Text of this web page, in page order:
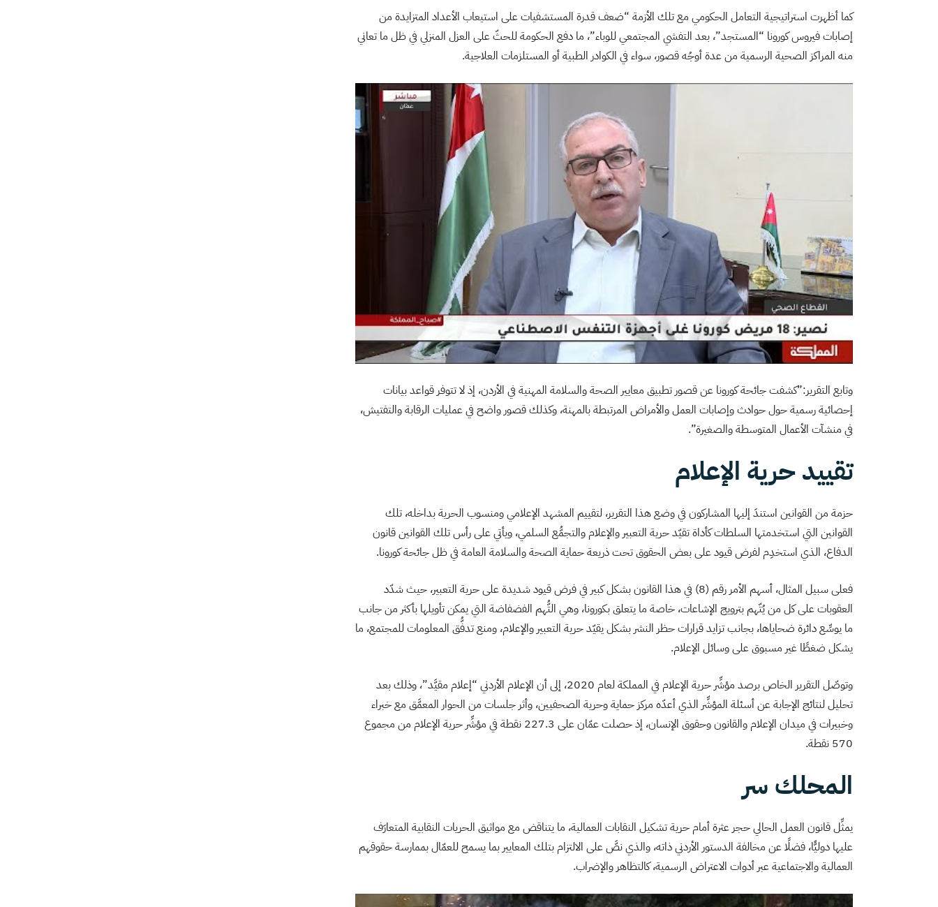
كما أظهرت استراتيجية التعامل الحكومي مع تلك الأزمة “ضعف قدرة المستشفيات على استيعاب الأعداد المتزايدة من
إصابات فيروس كورونا “المستجد”، بعد التفشي المجتمعي للوباء”، ما دفع الحكومة للحثّ على العزل المنزلي في ظل ما تعاني
منه المراكز الصحية الرسمية من عدة أوجُه قصور، سواء في الكوادر الطبية أو المستلزمات العلاجية.
وتابع التقرير:”كشفت جائحة كورونا عن قصور تطبيق معايير الصحة والسلامة المهنية في الأردن، إذ لا تتوفر قواعد بيانات
إحصائية رسمية حول حوادث وإصابات العمل والأمراض المرتبطة بالمهنة، وكذلك قصور واضح في عمليات الرقابة والتفتيش،
في منشآت الأعمال المتوسطة والصغيرة”.
تقييد حرية الإعلام
حزمة من القوانين استندَ إليها المشاركون في وضع هذا التقرير، لتقييم المشهد الإعلامي ومنسوب الحرية بداخله، تلك
القوانين التي استخدمتها السلطات كأداة تقيّد حرية التعبير والإعلام والتجمُّع السلمي، ويأتي على رأس تلك القوانين قانون
الدفاع، الذي استخدِم لفرض قيود على بعض الحقوق تحت ذريعة حماية الصحة والسلامة العامة في ظل جائحة كورونا.
فعلى سبيل المثال، أسهم الأمر رقم (8) في هذا القانون بشكل كبير في فرض قيود شديدة على حرية التعبير، حيث شدّد
العقوبات على كل من يُتّهم بترويج الإشاعات، خاصة ما يتعلق بكورونا، وهي التُّهم الفضفاضة التي يمكن تأويلها بأكثر من جانب
ما يوسِّع دائرة ضحاياها، بجانب تزايد قرارات حظر النشر بشكل يقيّد حرية التعبير والإعلام، ومنع تدفُّق المعلومات للمجتمع، ما
يشكل ضغطًا غير مسبوق على وسائل الإعلام.
وتوصّل التقرير الخاص برصد مؤشِّر حرية الإعلام في المملكة لعام 2020، إلى أن الإعلام الأردني “إعلام مقيَّد”، وذلك بعد
تحليل لنتائج الإجابة عن أسئلة المؤشِّر الذي أعدّه مركز حماية وحرية الصحفيين، وأثر جلسات من الحوار المعمَّق مع خبراء
وخبيرات في ميدان الإعلام والقانون وحقوق الإنسان، إذ حصلت عمّان على 227.3 نقطة في مؤشِّر حرية الإعلام من مجموع
570 نقطة.
المحلك سر
يمثِّل قانون العمل الحالي حجر عثرة أمام حرية تشكيل النقابات العمالية، ما يتناقض مع مواثيق الحريات النقابية المتعارَف
عليها دوليًّا، فضلًا عن مخالفة الدستور الأردني ذاته، والذي نصَّ على الالتزام بتلك المعايير بما يسمح للعمّال بممارسة حقوقهم
العمالية والاجتماعية عبر أدوات الاعتراض الرسمية، كالتظاهر والإضراب.